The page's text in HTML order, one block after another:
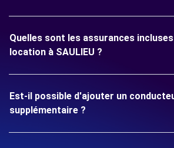
Quelles sont les assurances
location à SAULIEU ?
Est-il possible d'ajouter un
supplémentaire ?